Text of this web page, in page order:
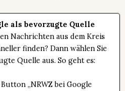
als bevorzugte Quelle
Nachrichten aus dem Kreis
finden? Dann wählen Sie
Quelle aus. So geht es:
„NRWZ bei Google